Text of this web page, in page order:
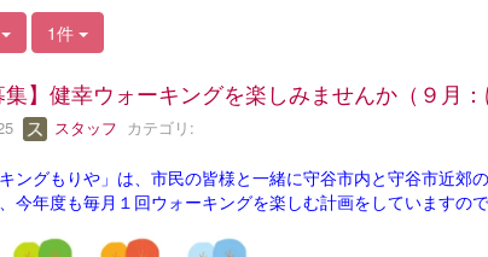
1件
集】健幸ウォーキングを楽しみませんか（９月
スタッフ カテゴリ:
ングもりや」は、市民の皆様と一緒に守谷市内と守谷市近郊
今年度も毎月１回ウォーキングを楽しむ計画をしていますの